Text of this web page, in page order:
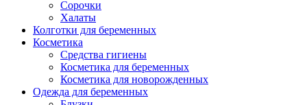
Сорочки
Халаты
Колготки для беременных
Косметика
Cредства гигиены
Косметика для беременных
Косметика для новорожденных
Одежда для беременных